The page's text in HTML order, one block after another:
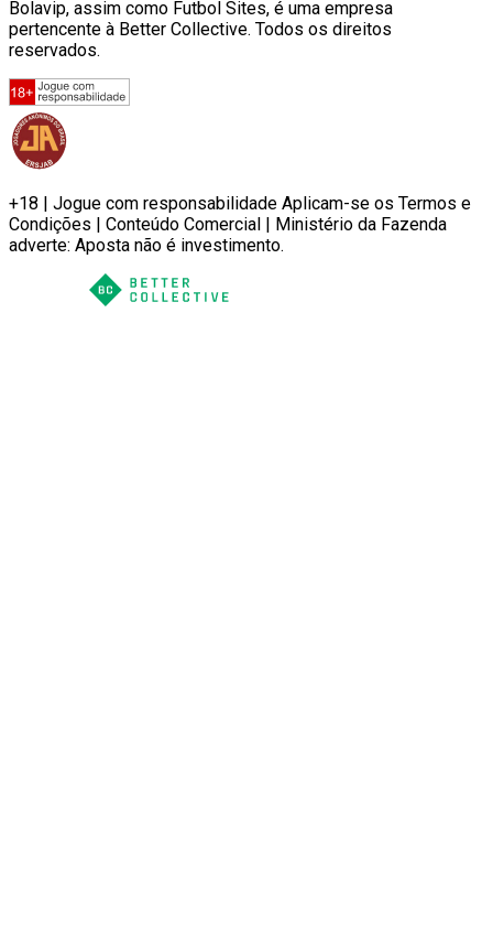
Bolavip, assim como Futbol Sites, é uma empresa
pertencente à Better Collective. Todos os direitos
reservados.
+18 | Jogue com responsabilidade Aplicam-se os Termos e
Condições | Conteúdo Comercial | Ministério da Fazenda
adverte: Aposta não é investimento.